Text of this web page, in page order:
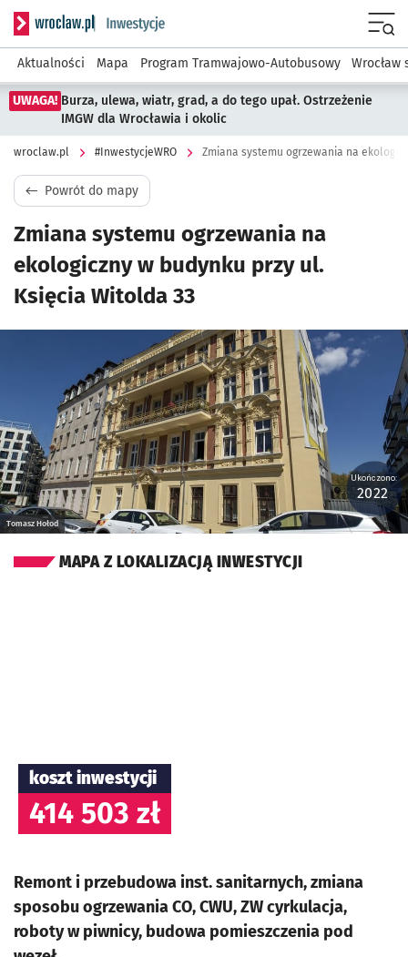
Serwis informacyjny wroclaw.pl podserwis:
Aktualności Mapa Program Tramwajowo-Autobusowy Wrocław
UWAGA! Burza, ulewa, wiatr, grad, a do tego upał. Ostrzeżenie
IMGW dla Wrocławia i okolic
wroclaw.pl #InwestycjeWRO Zmiana systemu ogrzewania na
Powrót do mapy
Zmiana systemu ogrzewania na
ekologiczny w budynku przy ul.
Księcia Witolda 33
Tomasz Hołod
Ukończono:
2022
MAPA Z LOKALIZACJĄ INWESTYCJI
koszt inwestycji
414 503 zł
Remont i przebudowa inst. sanitarnych, zmiana
sposobu ogrzewania CO, CWU, ZW cyrkulacja,
roboty w piwnicy, budowa pomieszczenia pod